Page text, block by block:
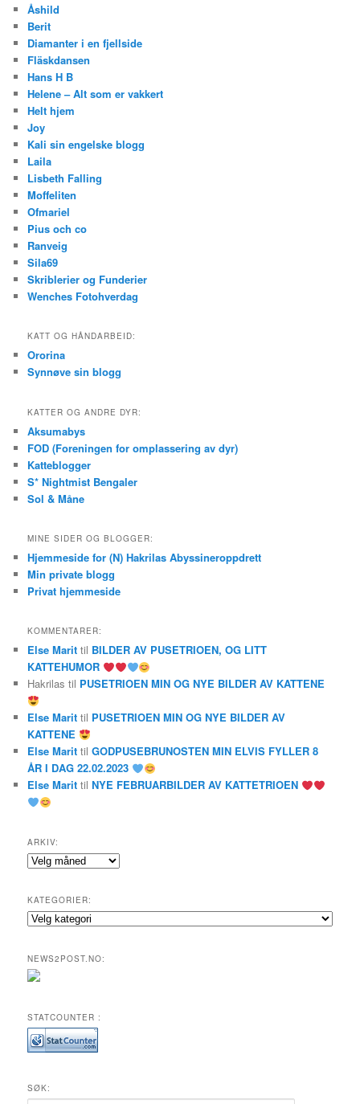
Åshild
Berit
Diamanter i en fjellside
Fläskdansen
Hans H B
Helene – Alt som er vakkert
Helt hjem
Joy
Kali sin engelske blogg
Laila
Lisbeth Falling
Moffeliten
Ofmariel
Pius och co
Ranveig
Sila69
Skriblerier og Funderier
Wenches Fotohverdag
KATT OG HÅNDARBEID:
Ororina
Synnøve sin blogg
KATTER OG ANDRE DYR:
Aksumabys
FOD (Foreningen for omplassering av dyr)
Katteblogger
S* Nightmist Bengaler
Sol & Måne
MINE SIDER OG BLOGGER:
Hjemmeside for (N) Hakrilas Abyssineroppdrett
Min private blogg
Privat hjemmeside
KOMMENTARER:
Else Marit til BILDER AV PUSETRIOEN, OG LITT
KATTEHUMOR
Hakrilas til PUSETRIOEN MIN OG NYE BILDER AV KATTENE
Else Marit til PUSETRIOEN MIN OG NYE BILDER AV
KATTENE
Else Marit tilGODPUSEBRUNOSTEN MIN ELVIS FYLLER 8
ÅR I DAG 22.02.2023
Else Marit tilNYE FEBRUARBILDER AV KATTETRIOEN
ARKIV:
Arkiv:
KATEGORIER:
Kategorier:
NEWS2POST.NO:
STATCOUNTER :
SØK: